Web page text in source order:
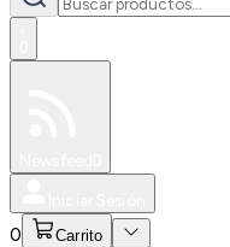
0 Carrito